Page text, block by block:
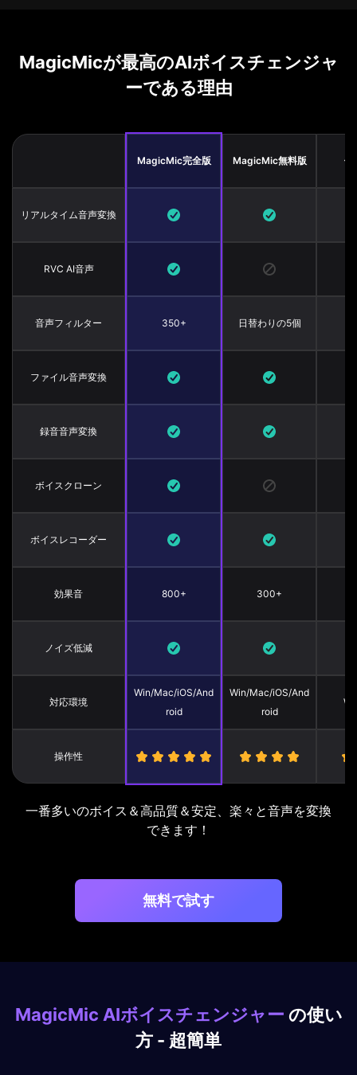
MagicMicが最高のAIボイスチェンジャ
ーである理由
リアルタイム音声変換
RVC AI音声
音声フィルター
ファイル音声変換
録音音声変換
ボイスクローン
ボイスレコーダー
効果音
ノイズ低減
対応環境
操作性
MagicMic完全版
350+
800+
Win/Mac/iOS/And
roid
MagicMic無料版
日替わりの5個
300+
Win/Mac/iOS/And
roid
他
一番多いのボイス＆高品質＆安定、楽々と音声を変換
できます！
無料で試す
MagicMic AIボイスチェンジャー の使い
方 - 超簡単